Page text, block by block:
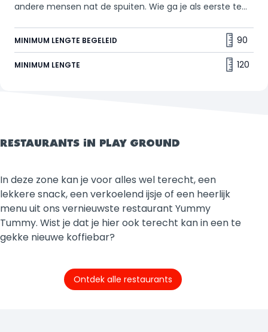
andere mensen nat de spuiten. Wie ga je als eerste te
MINIMUM LENGTE BEGELEID 90
MINIMUM LENGTE 120
RESTAURANTS IN PLAY GROUND
In deze zone kan je voor alles wel terecht, een
lekkere snack, een verkoelend ijsje of een heerlijk
menu uit ons vernieuwste restaurant Yummy
Tummy. Wist je dat je hier ook terecht kan in een te
gekke nieuwe koffiebar?
Ontdek alle restaurants